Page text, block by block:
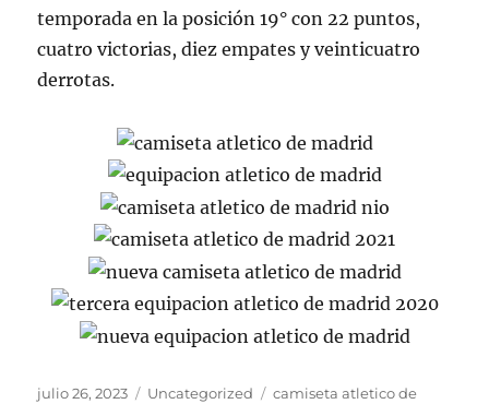
temporada en la posición 19° con 22 puntos,
cuatro victorias, diez empates y veinticuatro
derrotas.
Publicado
julio 26, 2023 Categorías
Uncategorized Etiquetas
camiseta atletico de